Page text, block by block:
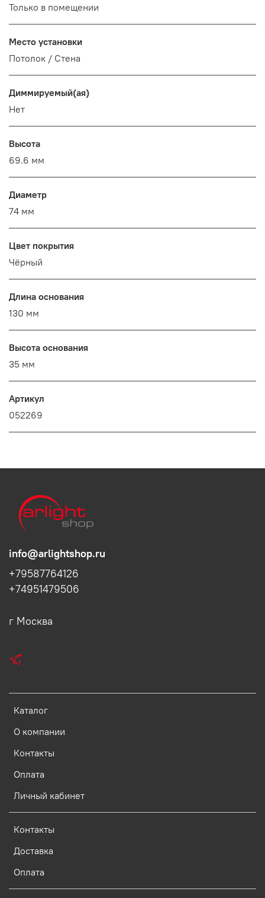
Только в помещении
Место установки
Потолок / Cтена
Диммируемый(ая)
Нет
Высота
69.6 мм
Диаметр
74 мм
Цвет покрытия
Чёрный
Длина основания
130 мм
Высота основания
35 мм
Артикул
052269
Каталог
О компании
Контакты
Оплата
Личный кабинет
Контакты
Доставка
Оплата
info@arlightshop.ru
+79587764126
+74951479506
г Москва